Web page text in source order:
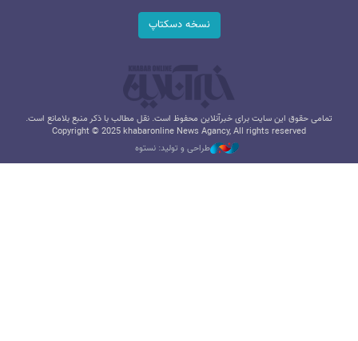
نسخه دسکتاپ
تمامی حقوق این سایت برای خبرآنلاین محفوظ است. نقل مطالب با ذکر منبع بلامانع است.
Copyright © 2025 khabaronline News Agancy, All rights reserved
طراحی و تولید: نستوه